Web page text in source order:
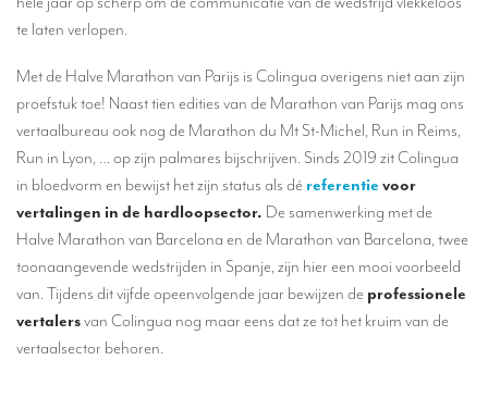
Ons vertaalbureau
Recent
Referenties
Tolken
Een meertalige videoconferentie organiseren
te laten verlopen.
Met de Halve Marathon van Parijs is Colingua overigens niet aan zijn
proefstuk toe! Naast tien edities van de Marathon van Parijs mag ons
vertaalbureau ook nog de Marathon du Mt St-Michel, Run in Reims,
Run in Lyon, … op zijn palmares bijschrijven. Sinds 2019 zit Colingua
in bloedvorm en bewijst het zijn status als dé referentie voor
vertalingen in de hardloopsector. De samenwerking met de
Halve Marathon van Barcelona en de Marathon van Barcelona, twee
toonaangevende wedstrijden in Spanje, zijn hier een mooi voorbeeld
van. Tijdens dit vijfde opeenvolgende jaar bewijzen de professionele
vertalersvan Colingua nog maar eens dat ze tot het kruim van de
vertaalsector behoren.